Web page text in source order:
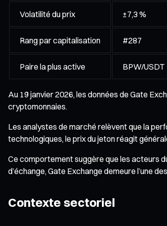
Volatilité du prix ±7,3 %
Rang par capitalisation #287
Paire la plus active BPW/USDT
Au 19 janvier 2026, les données de Gate
cryptomonnaies.
Les analystes de marché relèvent que la
technologiques, le prix du jeton réagit
Ce comportement suggère que les acteurs
d’échange, Gate Exchange demeure l’une
Contexte sectoriel